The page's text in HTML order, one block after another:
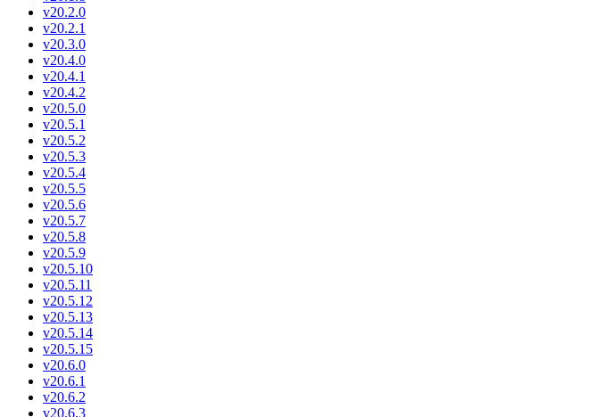
v20.2.0
v20.2.1
v20.3.0
v20.4.0
v20.4.1
v20.4.2
v20.5.0
v20.5.1
v20.5.2
v20.5.3
v20.5.4
v20.5.5
v20.5.6
v20.5.7
v20.5.8
v20.5.9
v20.5.10
v20.5.11
v20.5.12
v20.5.13
v20.5.14
v20.5.15
v20.6.0
v20.6.1
v20.6.2
v20.6.3